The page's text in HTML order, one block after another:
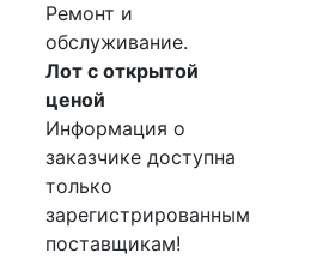
Ремонт и
обслуживание.
Лот с открытой
ценой
Информация о
заказчике доступна
только
зарегистрированным
поставщикам!